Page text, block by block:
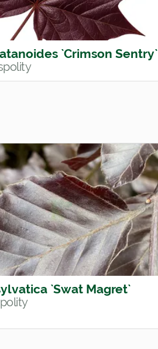
`Crimson Sentry`
`Swat Magret`